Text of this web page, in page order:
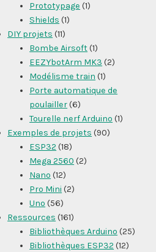
Prototypage (1)
Shields (1)
DIY projets (11)
Bombe Airsoft(1)
EEZYbotArm MK3 (2)
Modélisme train (1)
Porte automatique de
poulailler(6)
Tourelle nerf Arduino (1)
Exemples de projets (90)
ESP32 (18)
Mega 2560 (2)
Nano (12)
Pro Mini (2)
Uno (56)
Ressources (161)
Bibliothèques Arduino (25)
Bibliothèques ESP32 (12)